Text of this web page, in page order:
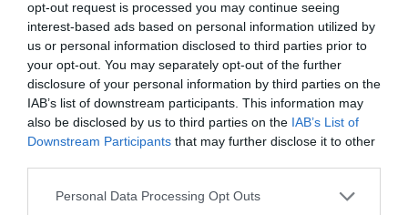
opt-out request is processed you may continue seeing
interest-based ads based on personal information utilized by
us or personal information disclosed to third parties prior to
your opt-out. You may separately opt-out of the further
disclosure of your personal information by third parties on the
IAB’s list of downstream participants. This information may
also be disclosed by us to third parties on the IAB’s List of
Downstream Participants that may further disclose it to other
Personal Data Processing Opt Outs
RELACIONADES